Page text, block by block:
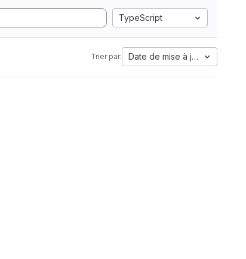
TypeScript
Trier par: Date de mise à jour